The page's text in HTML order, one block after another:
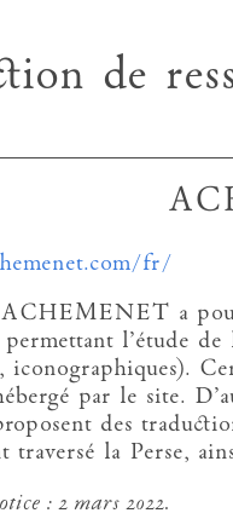
de
fr/
a
permettant l’étude
iconographiques).
par le site.
des
traversé la Perse,
: 2 mars 2022.